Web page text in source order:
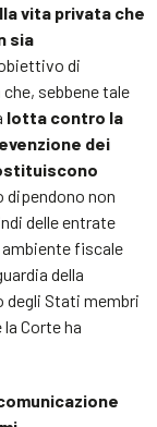
vita privata che
sia
di
sebbene tale
lotta contro la
dei
dipendono non
delle entrate
fiscale
della
Stati membri
Corte ha